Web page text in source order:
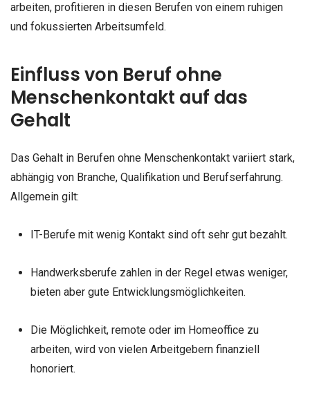
arbeiten, profitieren in diesen Berufen von einem ruhigen
und fokussierten Arbeitsumfeld.
Einfluss von Beruf ohne
Menschenkontakt auf das
Gehalt
Das Gehalt in Berufen ohne Menschenkontakt variiert stark,
abhängig von Branche, Qualifikation und Berufserfahrung.
Allgemein gilt:
IT-Berufe mit wenig Kontakt sind oft sehr gut bezahlt.
Handwerksberufe zahlen in der Regel etwas weniger,
bieten aber gute Entwicklungsmöglichkeiten.
Die Möglichkeit, remote oder im Homeoffice zu
arbeiten, wird von vielen Arbeitgebern finanziell
honoriert.